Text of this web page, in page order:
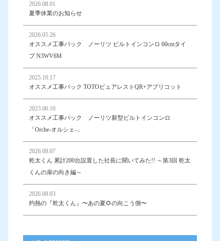
2026.08.01
夏季休業のお知らせ
2026.05.26
オススメ工事パック ノーリツ ビルトインコンロ 60cmタイ
プ N3WV6M
2025.10.17
オススメ工事パック TOTOピュアレストQR+アプリコット
2023.06.10
オススメ工事パック ノーリツ新型ビルトインコンロ
「Orche-オルシェ-」
2026.08.07
乾太くん 累計200台設置した社長に聞いてみた!! ～第3回 乾太
くんの扉の向き編～
2026.08.03
灼熱の『乾太くん』〜あの夏🌻の向こう側〜